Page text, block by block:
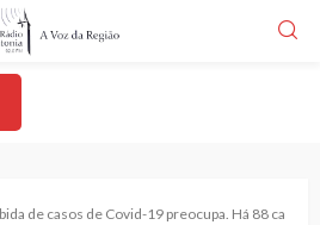
de casos de Covid-19 preocupa. Há 88 casos